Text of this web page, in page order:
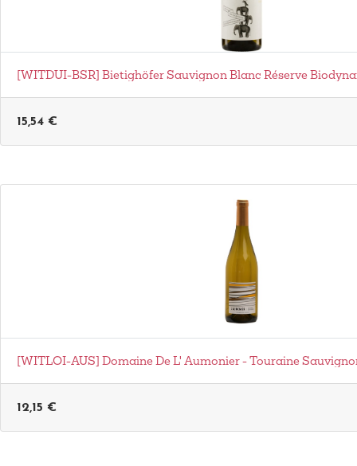
[WITDUI-BSR] Bietighöfer Sauvignon Blanc Réserve
15,54 €
[WITLOI-AUS] Domaine De L' Aumonier - Touraine
12,15 €